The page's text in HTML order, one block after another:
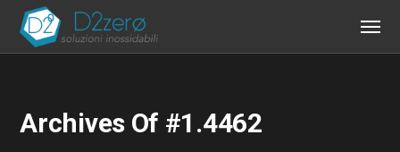
Archives Of #1.4462